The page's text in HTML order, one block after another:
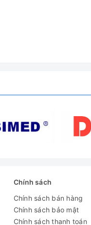
Chính sách
Chính sách bán hàng
Chính sách bảo mật
Chính sách thanh toán